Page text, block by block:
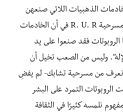
الذهبيات اللائي صنعهن
هيفايستوس والروبوتات في مسرحية R. U. R في أن الخادمات
الروبوتات فقد صنعوا على يد
وليس من الصعب تخيل أن
نعرف من مسرحية تشابك- لم يفضِ
التمرد على البشر
نلمسه كثيرًا في الثقافة